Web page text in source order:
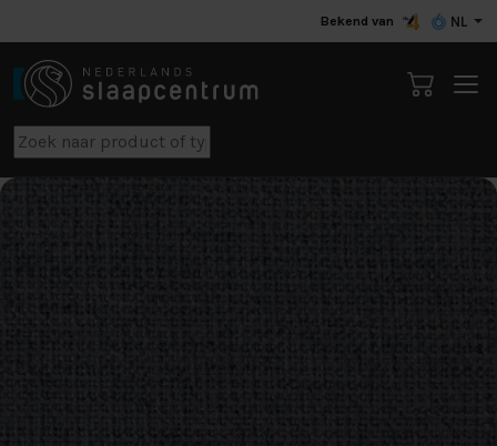
Bekend van NL